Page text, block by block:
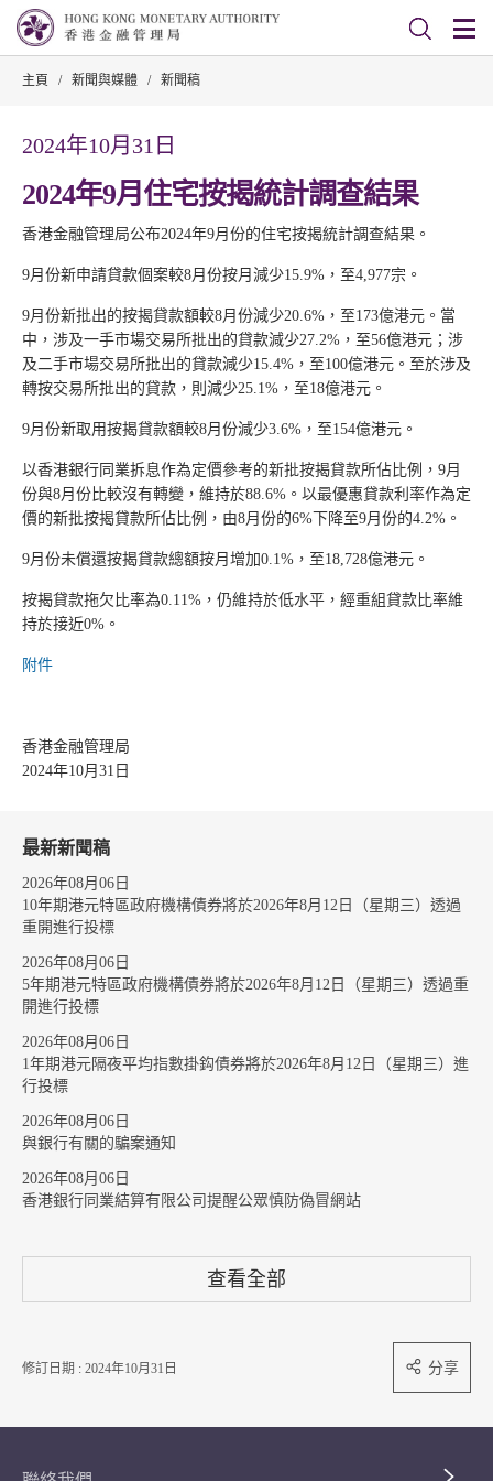
主頁 / 新聞與媒體 / 新聞稿
2024年10月31日
2024年9月住宅按揭統計調查結果
香港金融管理局公布2024年9月份的住宅按揭統計調查結果。
9月份新申請貸款個案較8月份按月減少15.9%，至4,977宗。
9月份新批出的按揭貸款額較8月份減少20.6%，至173億港元。當
中，涉及一手市場交易所批出的貸款減少27.2%，至56億港元；涉
及二手市場交易所批出的貸款減少15.4%，至100億港元。至於涉及
轉按交易所批出的貸款，則減少25.1%，至18億港元。
9月份新取用按揭貸款額較8月份減少3.6%，至154億港元。
以香港銀行同業拆息作為定價參考的新批按揭貸款所佔比例，9月
份與8月份比較沒有轉變，維持於88.6%。以最優惠貸款利率作為定
價的新批按揭貸款所佔比例，由8月份的6%下降至9月份的4.2%。
9月份未償還按揭貸款總額按月增加0.1%，至18,728億港元。
按揭貸款拖欠比率為0.11%，仍維持於低水平，經重組貸款比率維
持於接近0%。
附件
香港金融管理局
2024年10月31日
最新新聞稿
2026年08月06日
10年期港元特區政府機構債券將於2026年8月12日（星期三）透過
重開進行投標
2026年08月06日
5年期港元特區政府機構債券將於2026年8月12日（星期三）透過重
開進行投標
2026年08月06日
1年期港元隔夜平均指數掛鈎債券將於2026年8月12日（星期三）進
行投標
2026年08月06日
與銀行有關的騙案通知
2026年08月06日
香港銀行同業結算有限公司提醒公眾慎防偽冒網站
查看全部
修訂日期 : 2024年10月31日 分享